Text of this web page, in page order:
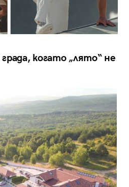
когато „лято“ не